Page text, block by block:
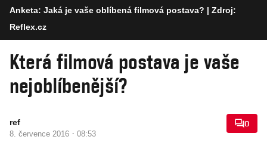
Anketa: Jaká je vaše oblíbená filmová postava? | Zdroj:
Reflex.cz
Která filmová postava je vaše
nejoblíbenější?
ref
8. července 2016 · 08:53
0